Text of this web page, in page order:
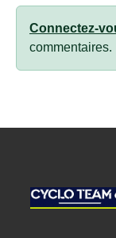
Connectez-
commentaires.